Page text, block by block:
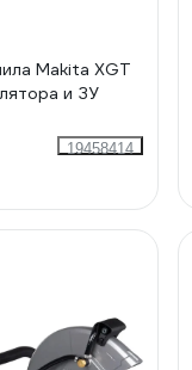
Makita XGT
и ЗУ
19458414